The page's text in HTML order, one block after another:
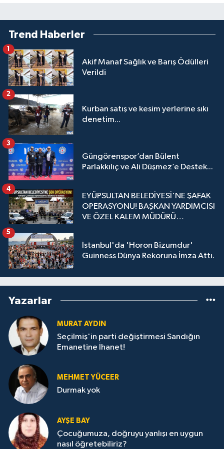
Trend Haberler
Akif Manaf Sağlık ve Barış Ödülleri
Verildi
1
Kurban satış ve kesim yerlerine sıkı
denetim...
2
Güngörenspor’dan Bülent
Parlakkılıç ve Ali Düşmez’e Destek...
3
EYÜPSULTAN BELEDİYESİ'NE ŞAFAK
OPERASYONU! BAŞKAN YARDIMCISI
VE ÖZEL KALEM MÜDÜRÜ
4
İstanbul'da 'Horon Bizumdur'
Guinness Dünya Rekoruna İmza Attı.
5
Yazarlar
MURAT AYDIN
Seçilmiş'in parti değiştirmesi Sandığın
Emanetine İhanet!
MEHMET YÜCEER
Durmak yok
AYŞE BAY
Çocuğumuza, doğruyu yanlışı en uygun
nasıl öğretebiliriz?